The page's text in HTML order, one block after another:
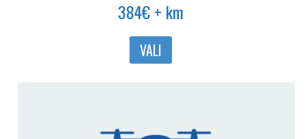
384€+ km
VALI
Sellel
Valikuid